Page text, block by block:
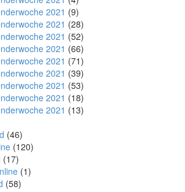
2021 (9)
2021 (28)
2021 (52)
2021 (66)
2021 (71)
2021 (39)
2021 (53)
2021 (18)
2021 (13)
(46)
(120)
(17)
(1)
(58)